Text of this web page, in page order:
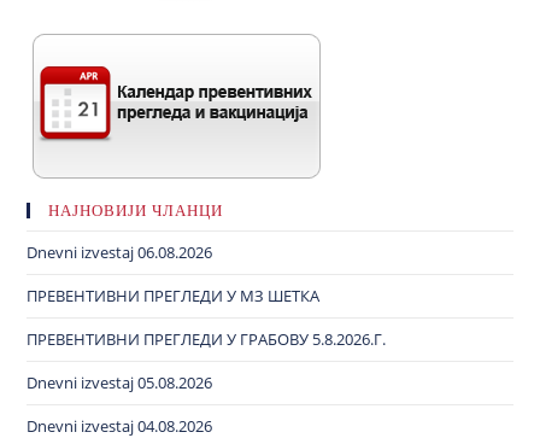
НАЈНОВИЈИ ЧЛАНЦИ
Dnevni izvestaj 06.08.2026
ПРЕВЕНТИВНИ ПРЕГЛЕДИ У МЗ ШЕТКА
ПРЕВЕНТИВНИ ПРЕГЛЕДИ У ГРАБОВУ 5.8.2026.Г.
Dnevni izvestaj 05.08.2026
Dnevni izvestaj 04.08.2026